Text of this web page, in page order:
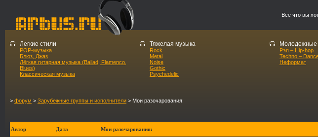
Все что вы
Легкие стили
POP-музыка
Блюз, Джаз
Лёгкая гитарная музыка (Ballad, Flamenco,
Blues)
Классическая музыка
Тяжелая музыка
Rock
Metal
Noise
Gothic
Psychedelic
Молодежные
Рэп – Hip-hop
Techno –
Неформат
> форум > Зарубежные группы и исполнители > Мои разочарования:
Автор Дата Мои разочарования: